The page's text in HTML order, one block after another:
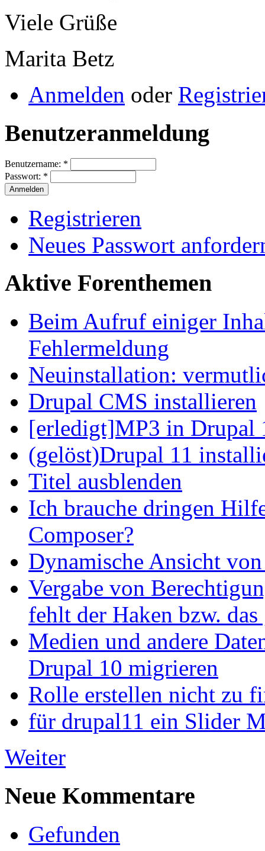
Viele Grüße
Marita Betz
Anmelden oder
Benutzeranmeldung
Benutzername: *
Passwort: *
Registrieren
Neues Passwort
Aktive Forenthemen
Beim Aufruf einiger
Fehlermeldung
Neuinstallation:
Drupal CMS installieren
[erledigt]MP3 in Drupal
(gelöst)Drupal 11
Titel ausblenden
Ich brauche dringen
Composer?
Dynamische Ansicht
Vergabe von
fehlt der Haken bzw.
Medien und andere
Drupal 10 migrieren
Rolle erstellen nicht zu
für drupal11 ein Slider
Weiter
Neue Kommentare
Gefunden